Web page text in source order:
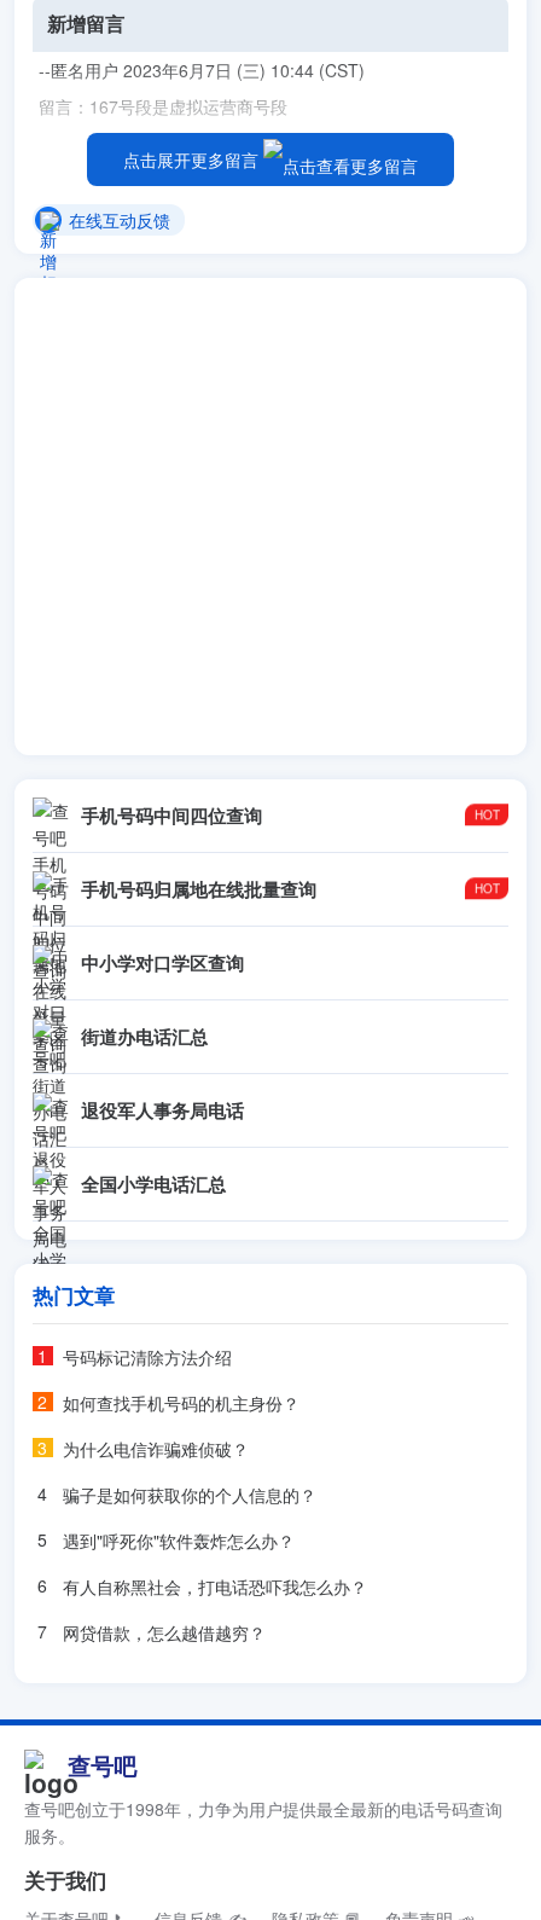
新增留言
--匿名用户 2023年6月7日 (三) 10:44 (CST)
留言：167号段是虚拟运营商号段
点击展开更多留言
在线互动反馈
手机号码中间四位查询
手机号码归属地在线批量查询
中小学对口学区查询
街道办电话汇总
退役军人事务局电话
全国小学电话汇总
热门文章
号码标记清除方法介绍
如何查找手机号码的机主身份？
为什么电信诈骗难侦破？
骗子是如何获取你的个人信息的？
遇到"呼死你"软件轰炸怎么办？
有人自称黑社会，打电话恐吓我怎么办？
网贷借款，怎么越借越穷？
查号吧
查号吧创立于1998年，力争为用户提供最全最新的电话号码查询
服务。
关于我们